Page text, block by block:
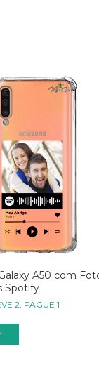
A50 com
Spotify
2, PAGUE 1